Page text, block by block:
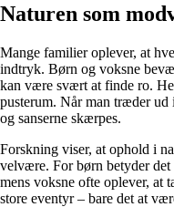
Naturen som
Mange familier oplever, at
indtryk. Børn og voksne
kan være svært at finde ro.
pusterum. Når man træder ud
og sanserne skærpes.
Forskning viser, at ophold i
velvære. For børn betyder det
mens voksne ofte oplever,
store eventyr – bare det at